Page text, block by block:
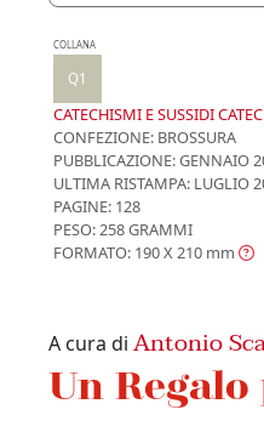
COLLANA
Q1
CATECHISMI E SUSSIDI
CONFEZIONE: BROSSURA
PUBBLICAZIONE:GENNAIO
ULTIMA RISTAMPA: LUGLIO
PAGINE: 128
PESO: 258 GRAMMI
FORMATO: 190 X 210 mm
A cura di Antonio
Un